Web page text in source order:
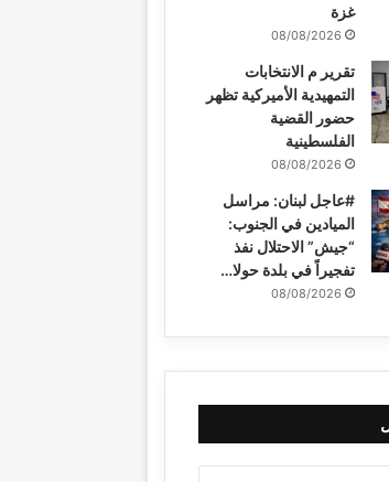
غزة
08/08/2026
تقرير م الانتخابات
التمهيدية الأميركية تظهر
حضور القضية
الفلسطينية
08/08/2026
#عاجل لبنان: مراسل
الميادين في الجنوب:
“جيش” الاحتلال نفذ
تفجيراً في بلدة حولا…
08/08/2026